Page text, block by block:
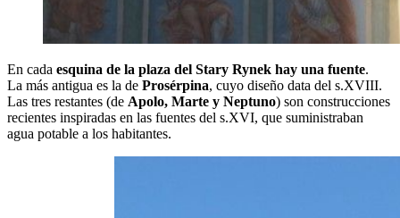
En cada esquina de la plaza del Stary Rynek hay una fuente.
La más antigua es la de Prosérpina, cuyo diseño data del s.XVIII.
Las tres restantes (de Apolo, Marte y Neptuno) son construcciones
recientes inspiradas en las fuentes del s.XVI, que suministraban
agua potable a los habitantes.